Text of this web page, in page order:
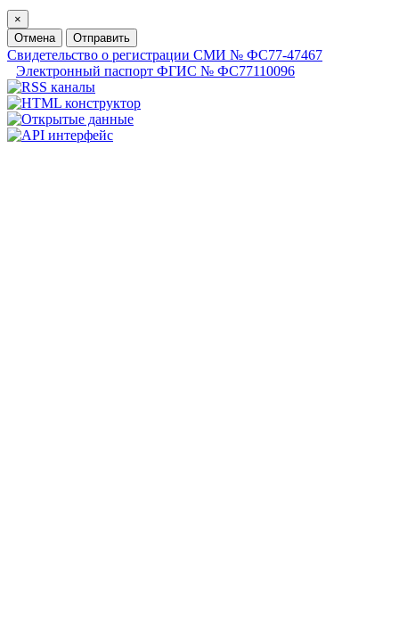
×
Отмена
Отправить
Свидетельство о регистрации СМИ № ФС77-47467
Электронный паспорт ФГИС № ФС77110096